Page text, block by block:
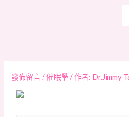
發佈留言 /催眠學 / 作者: Dr.Jimmy